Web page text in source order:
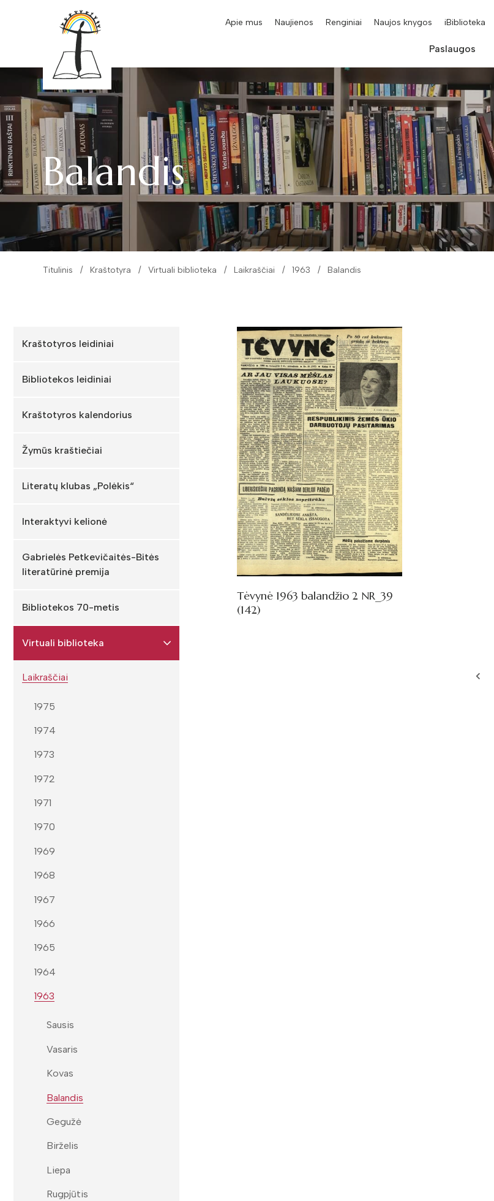
Apie mus Naujienos Renginiai Naujos knygos iBiblioteka
Paslaugos
Balandis
Titulinis Kraštotyra Virtuali biblioteka Laikraščiai 1963 Balandis
Kraštotyros leidiniai
Bibliotekos leidiniai
Kraštotyros kalendorius
Žymūs kraštiečiai
Literatų klubas „Polėkis“
Interaktyvi kelionė
Gabrielės Petkevičaitės-Bitės
literatūrinė premija
Bibliotekos 70-metis
Virtuali biblioteka
Laikraščiai
1975
1974
1973
1972
1971
1970
1969
1968
1967
1966
1965
1964
1963
Sausis
Vasaris
Kovas
Balandis
Gegužė
Birželis
Liepa
Rugpjūtis
Tėvynė 1963 balandžio 2 NR_39
(142)